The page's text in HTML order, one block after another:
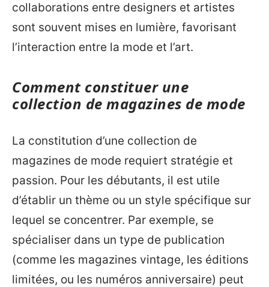
collaborations entre designers et artistes
sont souvent mises en lumière, favorisant
l’interaction entre la mode et l’art.
Comment constituer une
collection de magazines de mode
La constitution d’une collection de
magazines de mode requiert stratégie et
passion. Pour les débutants, il est utile
d’établir un thème ou un style spécifique sur
lequel se concentrer. Par exemple, se
spécialiser dans un type de publication
(comme les magazines vintage, les éditions
limitées, ou les numéros anniversaire) peut